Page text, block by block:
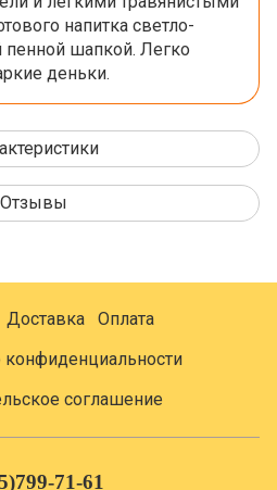
напитка светло-
пенной шапкой. Легко
деньки.
Отзывы
Доставка
Оплата
соглашение
71-61